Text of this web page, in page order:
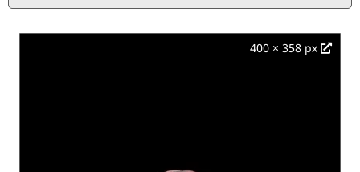
400 × 358 px